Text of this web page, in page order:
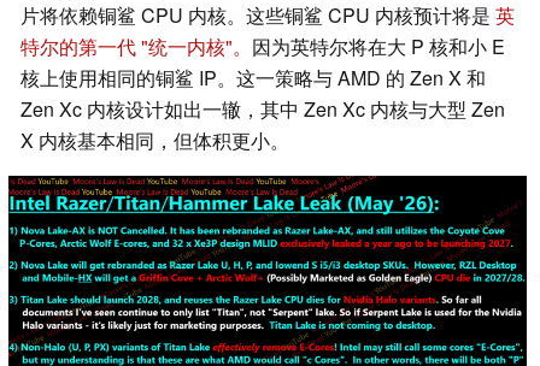
片将依赖铜鲨 CPU 内核。这些铜鲨 CPU 内核预计将是 英
特尔的第一代 "统一内核"。 因为英特尔将在大 P 核和小 E
核上使用相同的铜鲨 IP。这一策略与 AMD 的 Zen X 和
Zen Xc 内核设计如出一辙，其中 Zen Xc 内核与大型 Zen
X 内核基本相同，但体积更小。